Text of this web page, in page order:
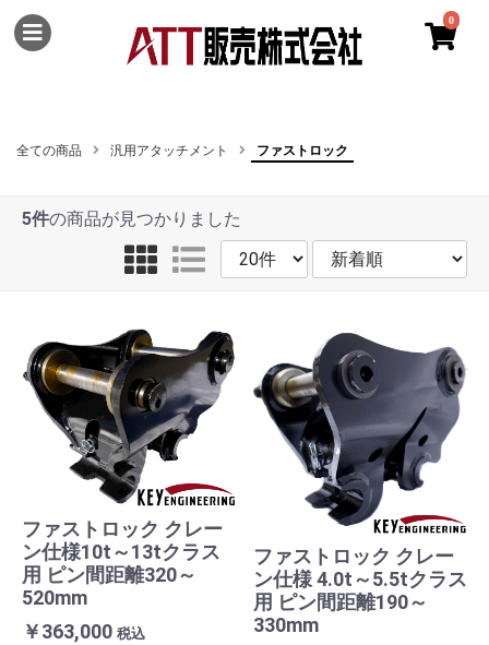
0
全ての商品 汎用アタッチメント ファストロック
5件の商品が見つかりました
ファストロック クレー
ン仕様10t～13tクラス
用 ピン間距離320～
520mm
￥363,000 税込
ファストロック クレー
ン仕様 4.0t～5.5tクラス
用 ピン間距離190～
330mm